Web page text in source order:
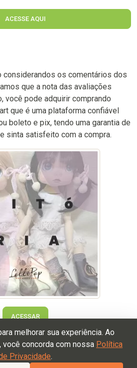
ACESSE AQUI
considerandos os comentários dos
que a nota das avaliações
você pode adquirir comprando
que é uma plataforma confiável
boleto e pix, tendo uma garantia de
sinta satisfeito com a compra.
melhorar sua experiência. Ao
você concorda com nossa Política
Privacidade.
ACESSAR